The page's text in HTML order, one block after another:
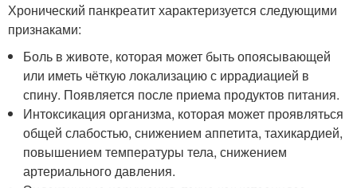
Хронический панкреатит характеризуется следующими
признаками:
Боль в животе, которая может быть опоясывающей
или иметь чёткую локализацию с иррадиацией в
спину. Появляется после приема продуктов питания.
Интоксикация организма, которая может проявляться
общей слабостью, снижением аппетита, тахикардией,
повышением температуры тела, снижением
артериального давления.